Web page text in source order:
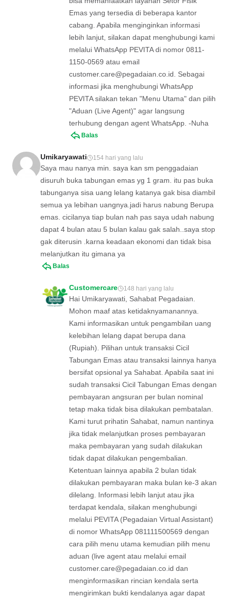
Emas yang tersedia di beberapa kantor
cabang. Apabila menginginkan informasi
lebih lanjut, silakan dapat menghubungi kami
melalui WhatsApp PEVITA di nomor 0811-
1150-0569 atau email
customer.care@pegadaian.co.id. Sebagai
informasi jika menghubungi WhatsApp
PEVITA silakan tekan "Menu Utama" dan pilih
"Aduan (Live Agent)" agar langsung
terhubung dengan agent WhatsApp. -Nuha
Balas
Umikaryawati 154 hari yang lalu
Saya mau nanya min. saya kan sm penggadaian
disuruh buka tabungan emas yg 1 gram. itu pas buka
tabunganya sisa uang lelang katanya gak bisa diambil
semua ya lebihan uangnya.jadi harus nabung Berupa
emas. cicilanya tiap bulan nah pas saya udah nabung
dapat 4 bulan atau 5 bulan kalau gak salah..saya stop
gak diterusin .karna keadaan ekonomi dan tidak bisa
melanjutkan itu gimana ya
Balas
Customercare 148 hari yang lalu
Hai Umikaryawati, Sahabat Pegadaian.
Mohon maaf atas ketidaknyamanannya.
Kami informasikan untuk pengambilan uang
kelebihan lelang dapat berupa dana
(Rupiah). Pilihan untuk transaksi Cicil
Tabungan Emas atau transaksi lainnya hanya
bersifat opsional ya Sahabat. Apabila saat ini
sudah transaksi Cicil Tabungan Emas dengan
pembayaran angsuran per bulan nominal
tetap maka tidak bisa dilakukan pembatalan.
Kami turut prihatin Sahabat, namun nantinya
jika tidak melanjutkan proses pembayaran
maka pembayaran yang sudah dilakukan
tidak dapat dilakukan pengembalian.
Ketentuan lainnya apabila 2 bulan tidak
dilakukan pembayaran maka bulan ke-3 akan
dilelang. Informasi lebih lanjut atau jika
terdapat kendala, silakan menghubungi
melalui PEVITA (Pegadaian Virtual Assistant)
di nomor WhatsApp 081111500569 dengan
cara pilih menu utama kemudian pilih menu
aduan (live agent atau melalui email
customer.care@pegadaian.co.id dan
menginformasikan rincian kendala serta
mengirimkan bukti kendalanya agar dapat